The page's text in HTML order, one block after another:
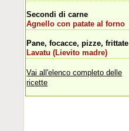
Secondi di carne
Agnello con patate al forno
Pane, focacce, pizze, frittate
Lavatu (Lievito madre)
Vai all'elenco completo delle
ricette